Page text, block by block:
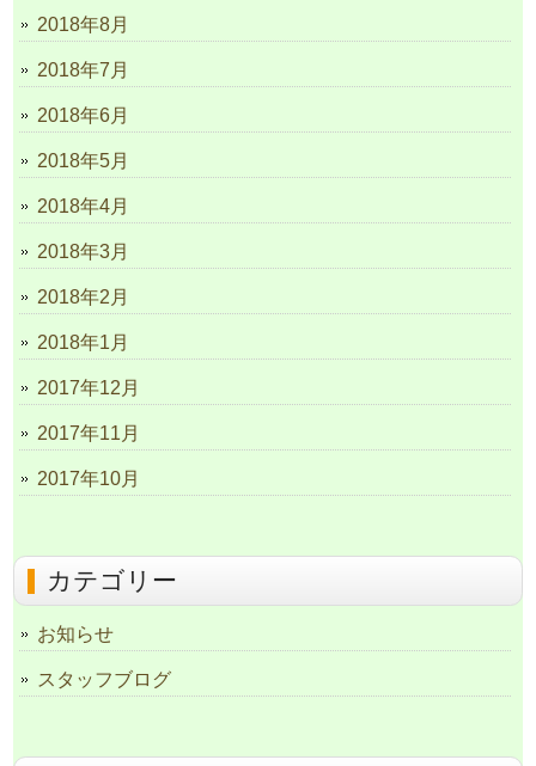
2018年8月
2018年7月
2018年6月
2018年5月
2018年4月
2018年3月
2018年2月
2018年1月
2017年12月
2017年11月
2017年10月
カテゴリー
お知らせ
スタッフブログ